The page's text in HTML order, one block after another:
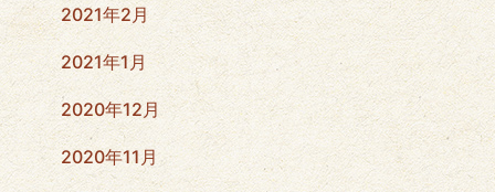
2021年2月
2021年1月
2020年12月
2020年11月